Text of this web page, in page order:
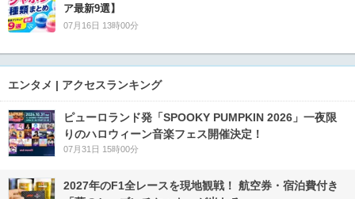
ア最新9選】
07月16日 13時00分
エンタメ | アクセスランキング
ピューロランド発「SPOOKY PUMPKIN 2026」一夜限
りのハロウィーン音楽フェス開催決定！
07月31日 15時00分
2027年のF1全レースを現地観戦！ 航空券・宿泊費付き